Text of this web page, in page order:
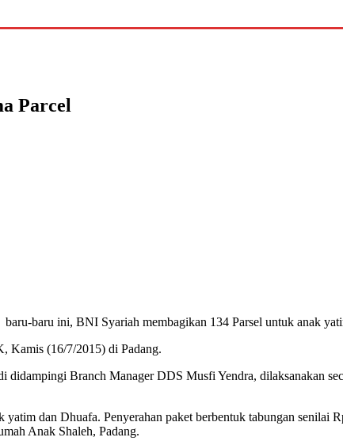
Parcel
baru ini, BNI Syariah membagikan 134 Parsel untuk anak
Kamis (16/7/2015) di Padang.
Branch Manager DDS Musfi Yendra, dilaksanakan
dan Dhuafa. Penyerahan paket berbentuk tabungan senilai
Anak Shaleh, Padang.